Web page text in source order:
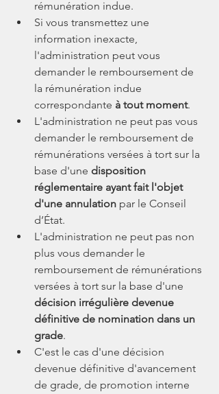
rémunération indue.
Si vous transmettez une
information inexacte,
l'administration peut vous
demander le remboursement de
la rémunération indue
correspondante à tout moment.
L'administration ne peut pas vous
demander le remboursement de
rémunérations versées à tort sur la
base d'une disposition
réglementaire ayant fait l'objet
d'une annulation par le Conseil
d’État.
L'administration ne peut pas non
plus vous demander le
remboursement de rémunérations
versées à tort sur la base d'une
décision irrégulière devenue
définitive de nomination dans un
grade.
C'est le cas d'une décision
devenue définitive d'avancement
de grade, de promotion interne